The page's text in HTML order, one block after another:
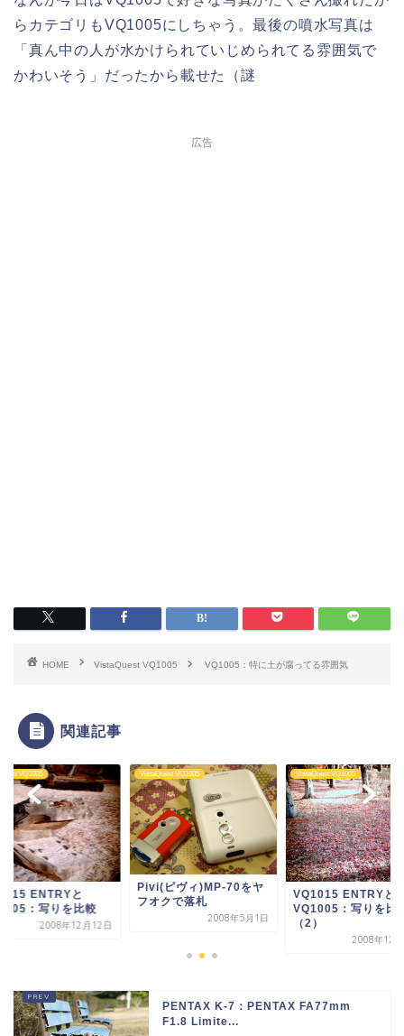
らカテゴリもVQ1005にしちゃう。最後の噴水写真は
「真ん中の人が水かけられていじめられてる雰囲気で
かわいそう」だったから載せた（謎
広告
HOME VistaQuest VQ1005 VQ1005：特に土が腐ってる雰囲気
関連記事
VQ1005
ENTRYと
：写りを比較
2008年12月12日
VistaQuest VQ1005
Pivi(ピヴィ)MP-70をヤ
フオクで落札
2008年5月1日
VistaQuest VQ1005
VQ1015 ENTRYと
VQ1005：写りを比
（2）
2008年12
PENTAX K-7：PENTAX FA77mm
F1.8 Limite...